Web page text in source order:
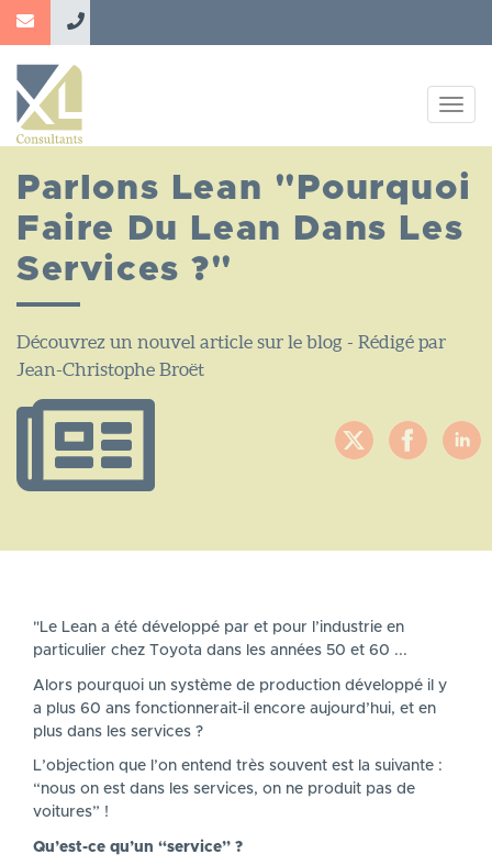
Aller
principal
Parlons Lean "Pourquoi
Faire Du Lean Dans Les
Services ?"
Découvrez un nouvel article sur le blog - Rédigé par
Jean-Christophe Broët
"Le Lean a été développé par et pour l’industrie en
particulier chez Toyota dans les années 50 et 60 ...
Alors pourquoi un système de production développé il y
a plus 60 ans fonctionnerait-il encore aujourd’hui, et en
plus dans les services ?
L’objection que l’on entend très souvent est la suivante :
“nous on est dans les services, on ne produit pas de
voitures” !
Qu’est-ce qu’un “service” ?